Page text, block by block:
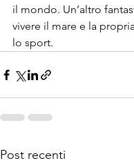
il mondo. Un’altro
vivere il mare e la
lo sport.
Post recenti